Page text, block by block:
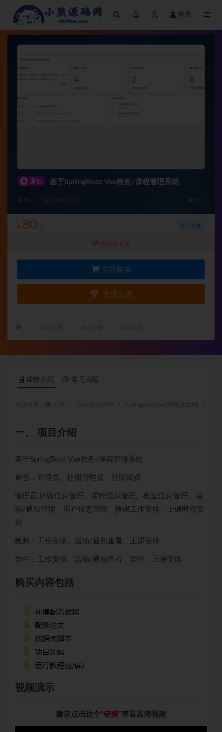
登录
# 原创 基于SpringBoot Vue教务/课程管理系统
¥ 80 元 收藏
会员价 8 折
立即购买
升级会员
详情介绍 常见问题
一、 项目介绍
基于SpringBoot Vue教务/课程管理系统
角色：管理员、社团管理员、社团成员
管理员:班级信息管理、课程信息管理、教室信息管理、活
动/通知管理、用户信息管理、授课工作安排、上课时间安
排
教师：工作安排、活动/通知查看、上课安排
学生：工作安排、活动/通知查看、学生、上课安排
购买内容包括
视频演示
建议点击这个“链接”查看高清视频